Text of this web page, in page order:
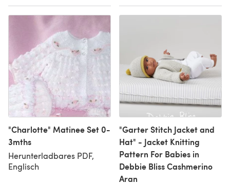
"Charlotte" Matinee Set 0-
3mths
Herunterladbares PDF,
Englisch
"Garter Stitch Jacket and
Hat" - Jacket Knitting
Pattern For Babies in
Debbie Bliss Cashmerino
Aran